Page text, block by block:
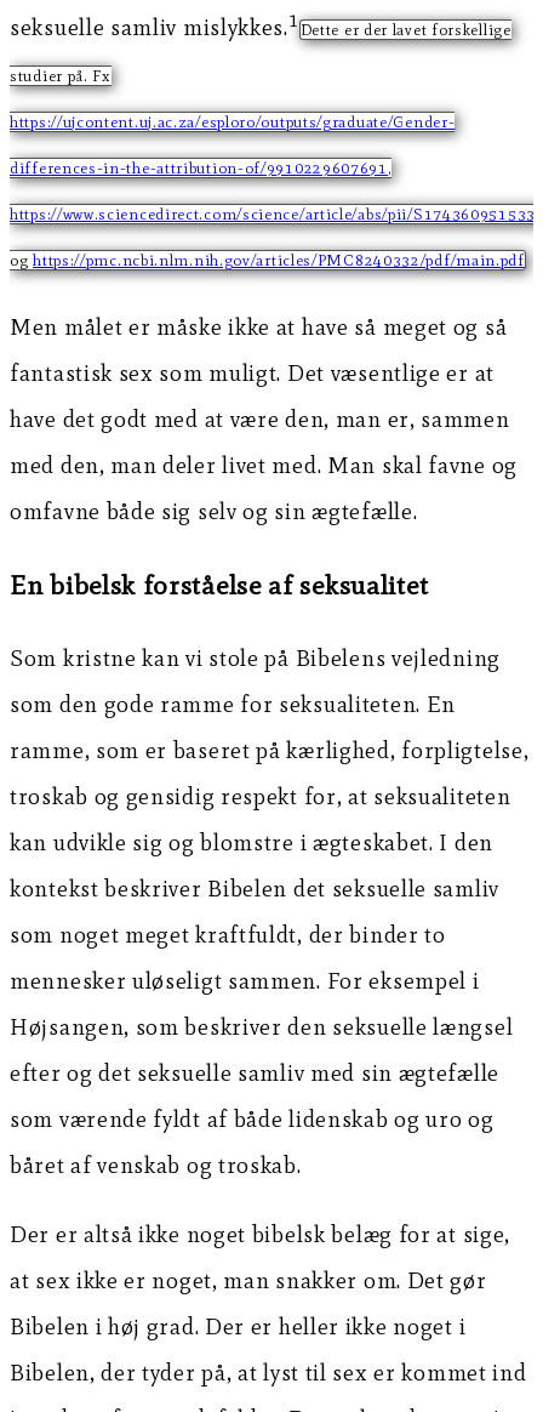
seksuelle samliv mislykkes.1Dette er der lavet forskellige
studier på. Fx
https://ujcontent.uj.ac.za/esploro/outputs/graduate/Gender-
differences-in-the-attribution-of/9910229607691 ,
https://www.sciencedirect.com/science/article/abs/pii/
oghttps://pmc.ncbi.nlm.nih.gov/articles/PMC8240332/pdf/main.pdf
Men målet er måske ikke at have så meget og så
fantastisk sex som muligt. Det væsentlige er at
have det godt med at være den, man er, sammen
med den, man deler livet med. Man skal favne og
omfavne både sig selv og sin ægtefælle.
En bibelsk forståelse af seksualitet
Som kristne kan vi stole på Bibelens vejledning
som den gode ramme for seksualiteten. En
ramme, som er baseret på kærlighed, forpligtelse,
troskab og gensidig respekt for, at seksualiteten
kan udvikle sig og blomstre i ægteskabet. I den
kontekst beskriver Bibelen det seksuelle samliv
som noget meget kraftfuldt, der binder to
mennesker uløseligt sammen. For eksempel i
Højsangen, som beskriver den seksuelle længsel
efter og det seksuelle samliv med sin ægtefælle
som værende fyldt af både lidenskab og uro og
båret af venskab og troskab.
Der er altså ikke noget bibelsk belæg for at sige,
at sex ikke er noget, man snakker om. Det gør
Bibelen i høj grad. Der er heller ikke noget i
Bibelen, der tyder på, at lyst til sex er kommet ind